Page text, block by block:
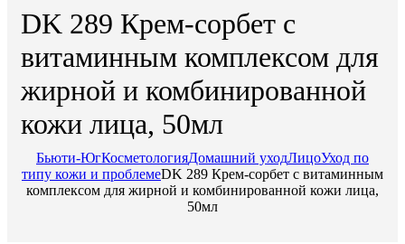
DK 289 Крем-сорбет с
витаминным комплексом для
жирной и комбинированной
кожи лица, 50мл
Бьюти-ЮгКосметологияДомашний уходЛицоУход по
типу кожи и проблемеDK 289 Крем-сорбет с витаминным
комплексом для жирной и комбинированной кожи лица,
50мл